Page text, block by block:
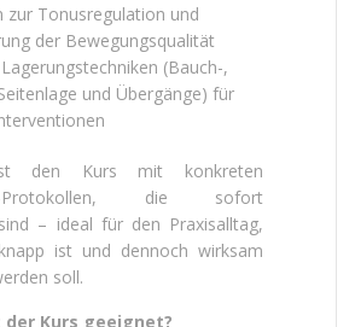
zur Tonusregulation und
der Bewegungsqualität
(Bauch-,
und Übergänge) für
den Kurs mit konkreten
Protokollen, die sofort
– ideal für den Praxisalltag,
ist und dennoch wirksam
soll.
der Kurs geeignet?